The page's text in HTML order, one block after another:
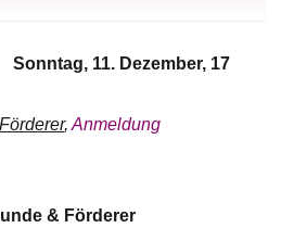
Sonntag, 11. Dezember, 17
,Anmeldung
& Förderer